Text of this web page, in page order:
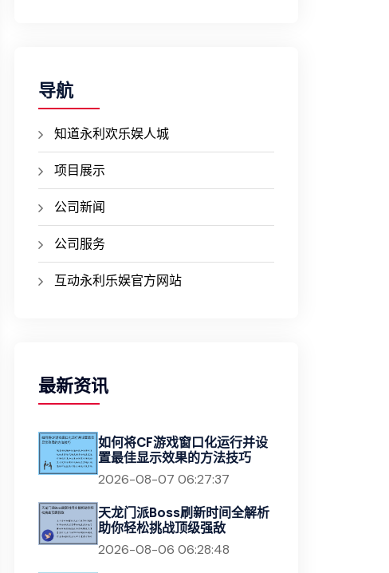
导航
知道永利欢乐娱人城
项目展示
公司新闻
公司服务
互动永利乐娱官方网站
最新资讯
如何将CF游戏窗口化运行并设
置最佳显示效果的方法技巧
2026-08-07 06:27:37
天龙门派Boss刷新时间全解析
助你轻松挑战顶级强敌
2026-08-06 06:28:48